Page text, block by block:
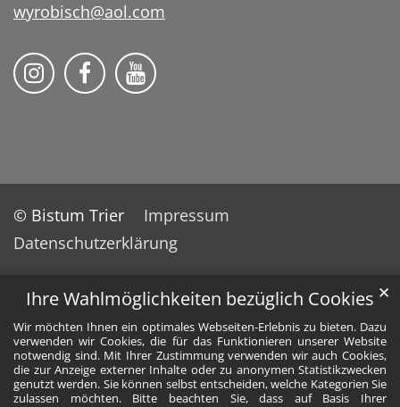
Ihre Wahlmöglichkeiten bezüglich Cookies
Wir möchten Ihnen ein optimales Webseiten-Erlebnis zu bieten. Dazu
verwenden wir Cookies, die für das Funktionieren unserer Website
notwendig sind. Mit Ihrer Zustimmung verwenden wir auch Cookies,
die zur Anzeige externer Inhalte oder zu anonymen Statistikzwecken
genutzt werden. Sie können selbst entscheiden, welche Kategorien Sie
zulassen möchten. Bitte beachten Sie, dass auf Basis Ihrer
✕
wyrobisch@aol.com
Folge uns auf Instragram
Folge uns auf Facebook
Folge uns auf YouTube
© Bistum Trier
Impressum
Datenschutzerklärung